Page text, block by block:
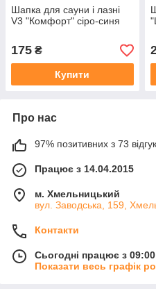
Шапка для сауни і лазні
V3 "Комфорт" сіро-синя
175 ₴
Купити
Про нас
97% позитивних з 73
Працює з 14.04.2015
м. Хмельницький
вул. Заводська, 159,
Контакти
Сьогодні працює з
Показати весь графік